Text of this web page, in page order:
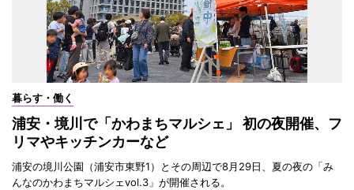
暮らす・働く
浦安・境川で「かわまちマルシェ」 初の夜開催、フ
リマやキッチンカーなど
浦安の境川公園（浦安市東野1）とその周辺で8月29日、夏の夜の「み
んなのかわまちマルシェvol.3」が開催される。